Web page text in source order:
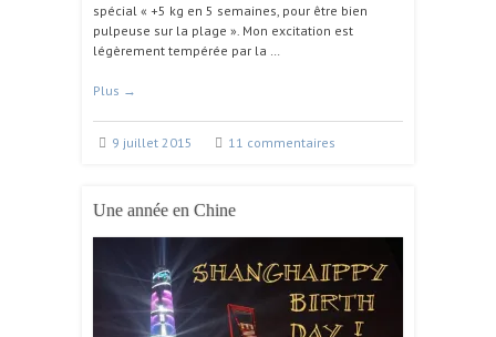
spécial « +5 kg en 5 semaines, pour être bien
pulpeuse sur la plage ». Mon excitation est
légèrement tempérée par la …
Plus →
9 juillet 2015 11 commentaires
Une année en Chine